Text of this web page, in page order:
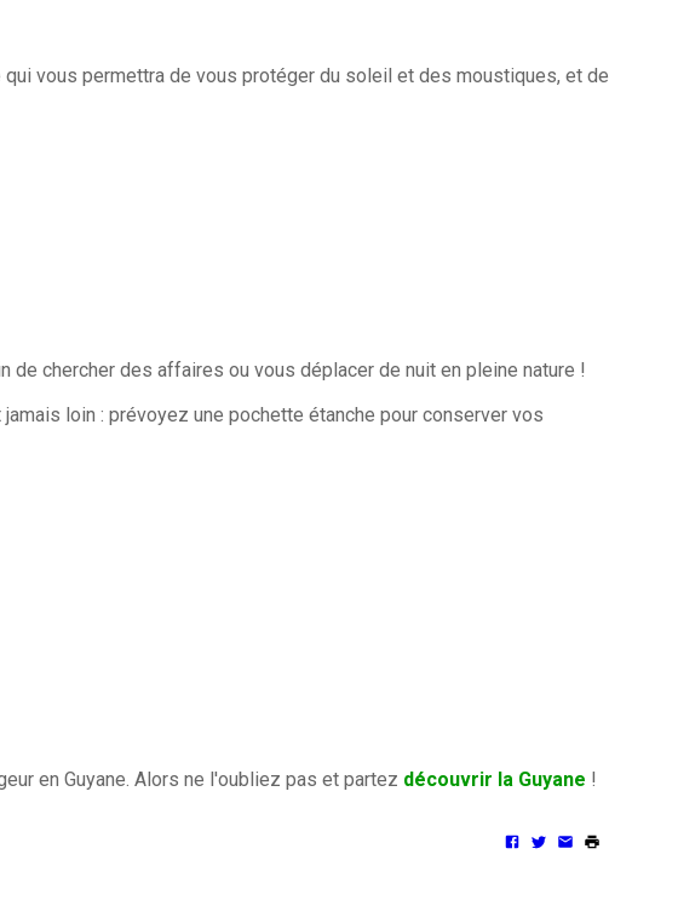
vous permettra de vous protéger du soleil et des moustiques, et de
chercher des affaires ou vous déplacer de nuit en pleine nature !
jamais loin : prévoyez une pochette étanche pour conserver vos
en Guyane. Alors ne l'oubliez pas et partez découvrir la Guyane !